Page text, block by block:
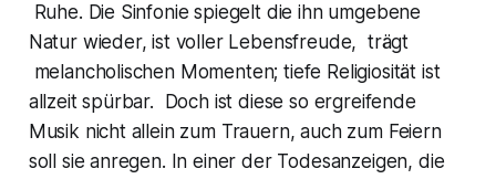
Ruhe. Die Sinfonie spiegelt die ihn umgebene
Natur wieder, ist voller Lebensfreude, trägt
melancholischen Momenten; tiefe Religiosität ist
allzeit spürbar. Doch ist diese so ergreifende
Musik nicht allein zum Trauern, auch zum Feiern
soll sie anregen. In einer der Todesanzeigen, die